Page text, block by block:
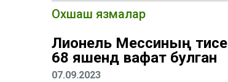
Охшаш язмалар
Лионель Мессиның әтисе
68 яшендә вафат булган
07.09.2023